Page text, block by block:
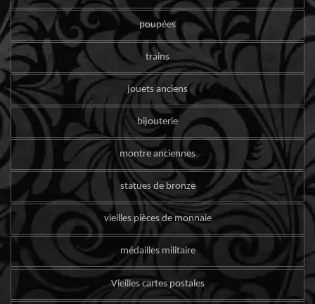
poupées
trains
jouets anciens
bijouterie
montre anciennes
statues de bronze
vieilles pièces de monnaie
médailles militaire
Vieilles cartes postales